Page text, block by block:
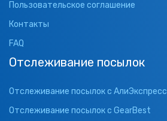
Пользовательское соглашение
Контакты
FAQ
Отслеживание посылок
Отслеживание посылок с АлиЭкспресс
Отслеживание посылок с GearBest